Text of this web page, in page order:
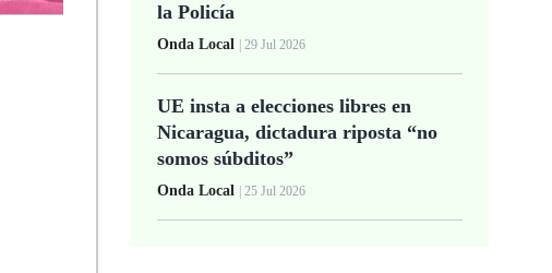
la Policía
Onda Local | 29 Jul 2026
UE insta a elecciones libres en
Nicaragua, dictadura riposta “no
somos súbditos”
Onda Local | 25 Jul 2026